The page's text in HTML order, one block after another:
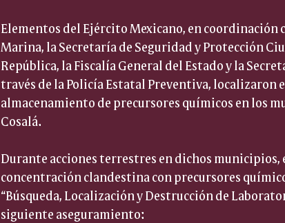
Elementos del Ejército Mexicano, en coordinación
Marina, la Secretaría de Seguridad y Protección
República, la Fiscalía General del Estado y la
través de la Policía Estatal Preventiva, localizaron
almacenamiento de precursores químicos en los
Cosalá.
Durante acciones terrestres en dichos
concentración clandestina con precursores
“Búsqueda, Localización y Destrucción de
siguiente aseguramiento: